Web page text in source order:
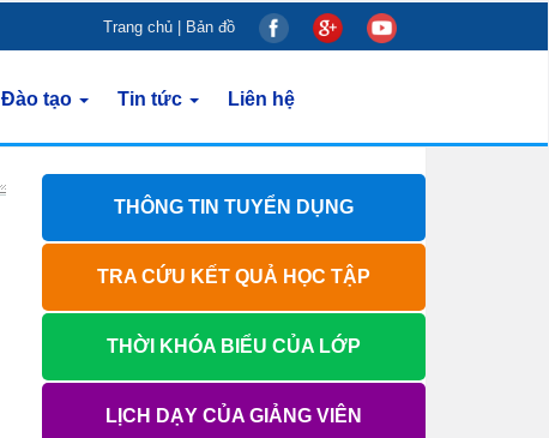
Trang chủ Bản đồ
Đào tạo Tin tức Liên hệ
THÔNG TIN TUYỂN DỤNG
TRA CỨU KẾT QUẢ HỌC TẬP
THỜI KHÓA BIỂU CỦA LỚP
LỊCH DẠY CỦA GIẢNG VIÊN